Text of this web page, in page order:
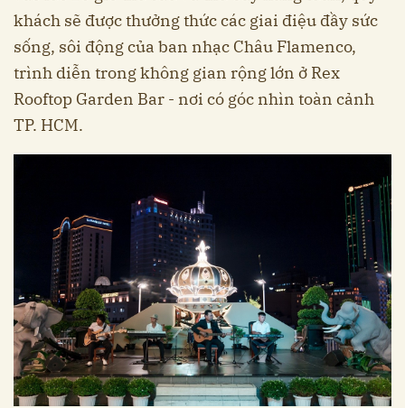
khách sẽ được thưởng thức các giai điệu đầy sức
sống, sôi động của ban nhạc Châu Flamenco,
trình diễn trong không gian rộng lớn ở Rex
Rooftop Garden Bar - nơi có góc nhìn toàn cảnh
TP. HCM.